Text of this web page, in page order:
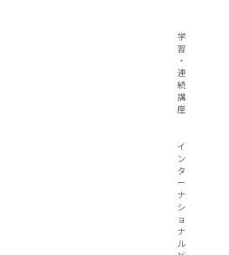
学
習
・
連
続
講
座
イ
ン
タ
ー
ナ
シ
ョ
ナ
ル